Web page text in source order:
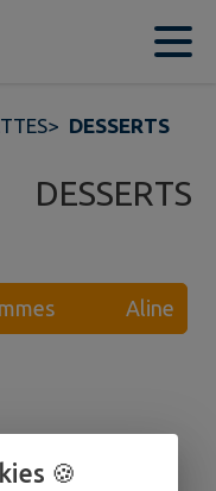
> DESSERTS
DESSERTS
pommes Aline
🍪